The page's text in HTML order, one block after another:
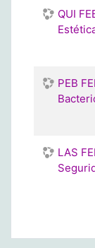
QUI
PEB
LAS